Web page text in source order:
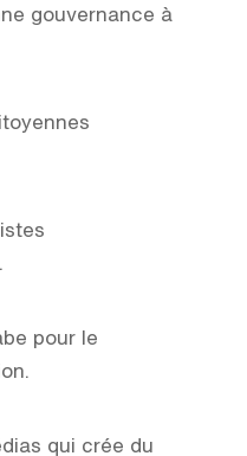
gouvernance à
pour le
qui crée du